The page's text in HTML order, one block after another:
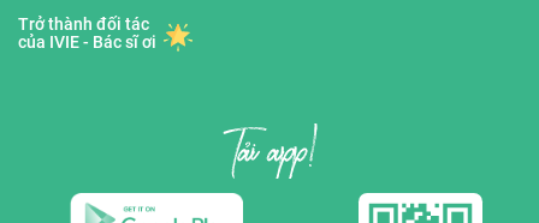
Trở thành đối tác
của IVIE - Bác sĩ ơi